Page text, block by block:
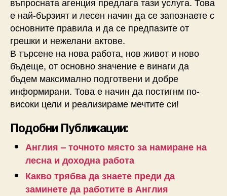
е най-бързият и лесен начин да се запознаете с
основните правила и да се предпазите от
грешки и нежелани актове.
В търсене на нова работа, нов живот и ново
бъдеще, от основно значение е винаги да
бъдем максимално подготвени и добре
информирани. Това е начин да постигнм по-
високи цели и реализираме мечтите си!
Подобни Публикации:
Англия – точното място за намиране на
лесна и доходна работа
Какво трябва да знаете преди да
заминете да работите в Англия